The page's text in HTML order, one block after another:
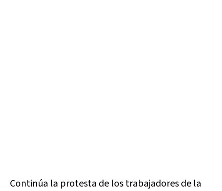
Continúa la protesta de los trabajadores de la